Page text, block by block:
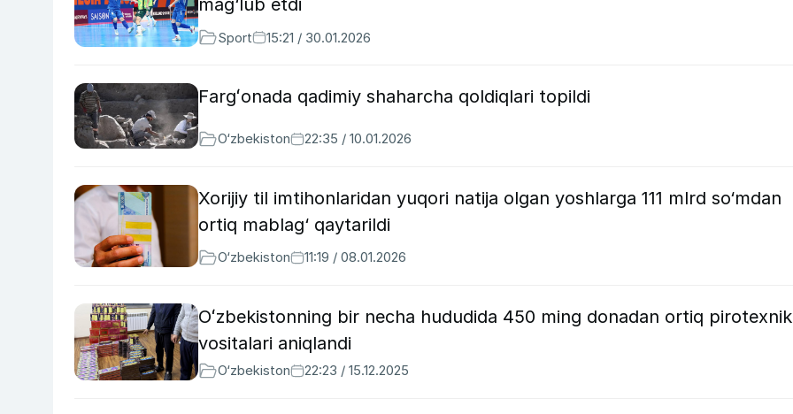
mag‘lub etdi
Sport 15:21 / 30.01.2026
Fargʻonada qadimiy shaharcha qoldiqlari topildi
O‘zbekiston 22:35 / 10.01.2026
Xorijiy til imtihonlaridan yuqori natija olgan yoshlarga 111 mlrd so‘mdan
ortiq mablag‘ qaytarildi
O‘zbekiston 11:19 / 08.01.2026
Oʻzbekistonning bir necha hududida 450 ming donadan ortiq
vositalari aniqlandi
O‘zbekiston 22:23 / 15.12.2025